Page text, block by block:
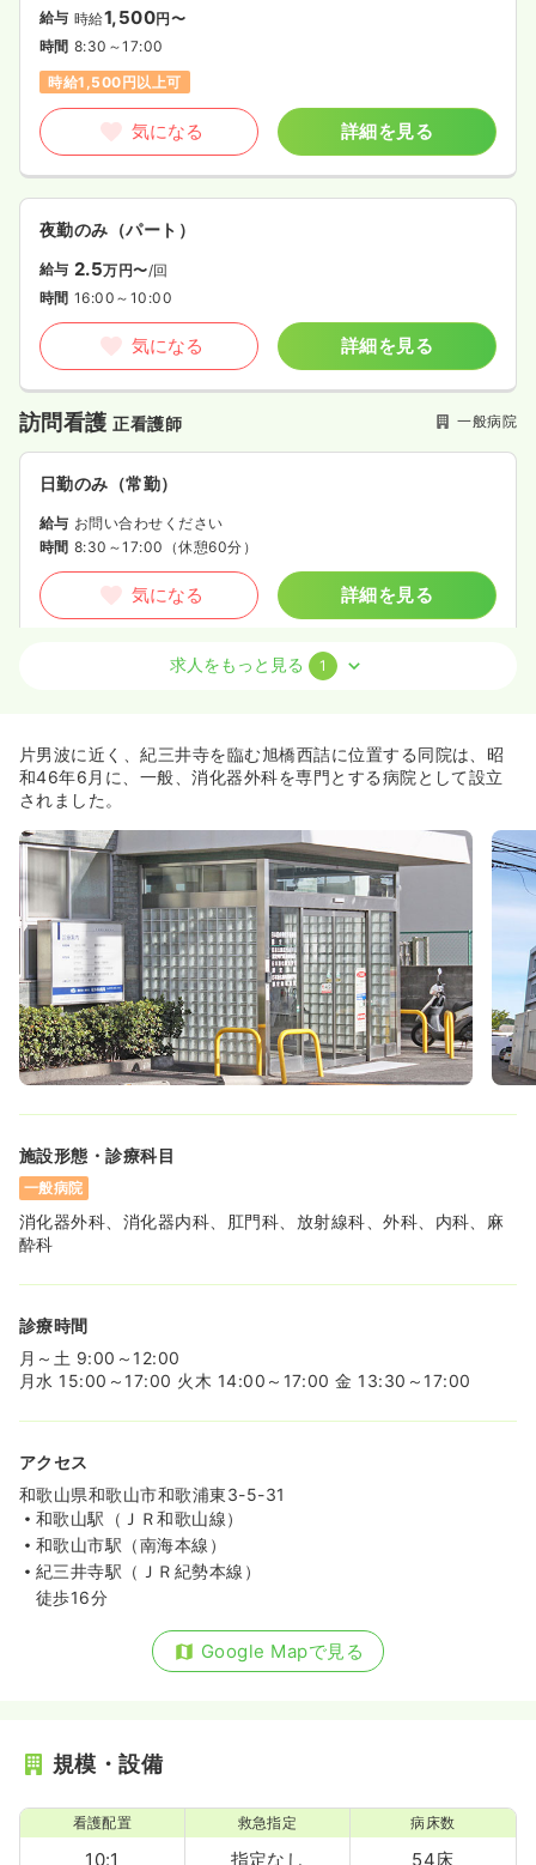
給与 時給1,500円〜
時間 8:30～17:00
時給1,500円以上可
気になる 詳細を見る
夜勤のみ（パート）
給与 2.5万円〜/回
時間 16:00～10:00
気になる 詳細を見る
訪問看護正看護師 一般病院
日勤のみ（常勤）
給与 お問い合わせください
時間 8:30～17:00 （休憩60分）
気になる 詳細を見る
正・准看護師
給与 時給 1,500円
時間 8:30～17:00
時給1,500円以上可
気になる 詳細を見る
求人をもっと見る 1
片男波に近く、紀三井寺を臨む旭橋西詰に位置する同院は、昭
和46年6月に、一般、消化器外科を専門とする病院として設立
されました。
施設形態・診療科目
一般病院
消化器外科、消化器内科、肛門科、放射線科、外科、内科、麻
酔科
診療時間
月～土 9:00～12:00
月水 15:00～17:00 火木 14:00～17:00 金 13:30～17:00
アクセス
和歌山県和歌山市和歌浦東3-5-31
和歌山駅（ＪＲ和歌山線）
和歌山市駅（南海本線）
紀三井寺駅（ＪＲ紀勢本線）
徒歩16分
Google Mapで見る
規模・設備
看護配置
10:1
救急指定
指定なし
病床数
54床